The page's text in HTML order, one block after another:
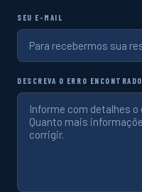
SEU E-MAIL
DESCREVA O ERRO ENCONTRADO